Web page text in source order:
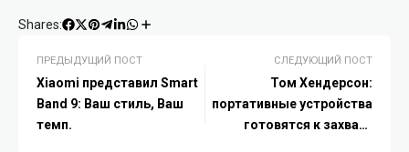
Shares:
ПРЕДЫДУЩИЙ ПОСТ
Xiaomi представил Smart
Band 9: Ваш стиль, Ваш
темп.
СЛЕДУЮЩИЙ ПОСТ
Том Хендерсон:
портативные устройства
готовятся к захвату